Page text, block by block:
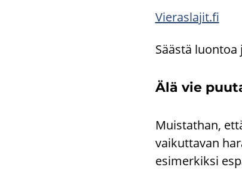
Vie­ras­la­jit.fi
Sääs­tä
Älä vie
Muis­tat­han,
vai­kut­ta­van
esi­mer­kik­si